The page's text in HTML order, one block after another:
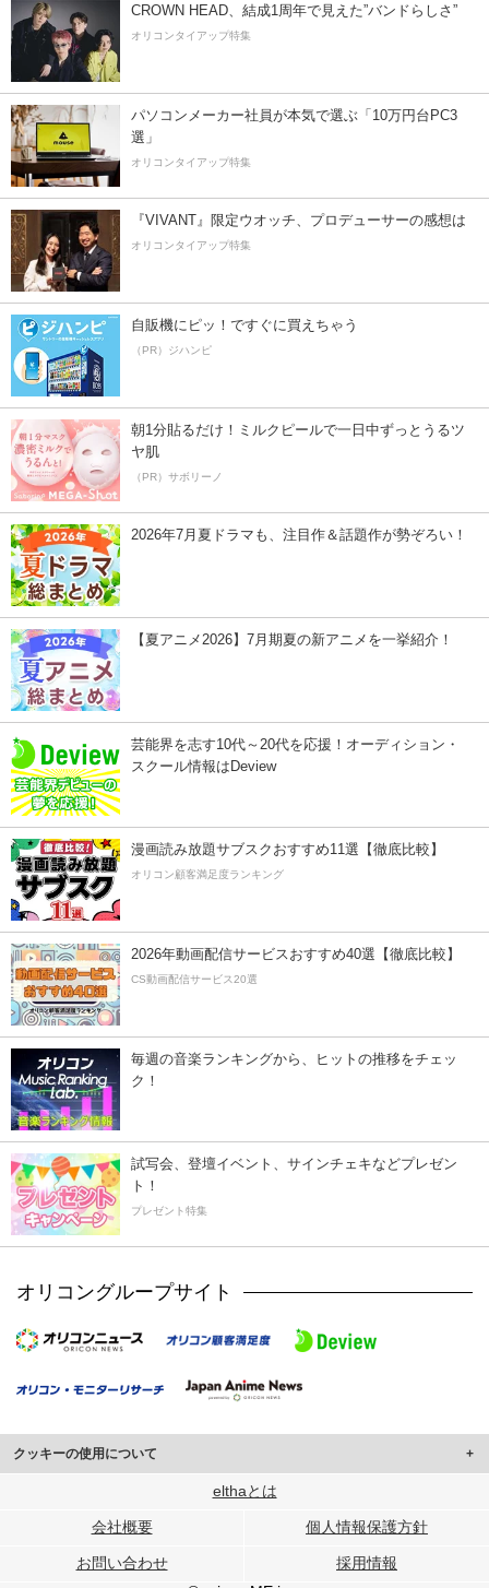
CROWN HEAD、結成1周年で見えた”バンドらしさ”
オリコンタイアップ特集
パソコンメーカー社員が本気で選ぶ「10万円台PC3
選」
オリコンタイアップ特集
『VIVANT』限定ウオッチ、プロデューサーの感想は
オリコンタイアップ特集
自販機にピッ！ですぐに買えちゃう
（PR）ジハンピ
朝1分貼るだけ！ミルクピールで一日中ずっとうるツ
ヤ肌
（PR）サボリーノ
2026年7月夏ドラマも、注目作＆話題作が勢ぞろい！
【夏アニメ2026】7月期夏の新アニメを一挙紹介！
芸能界を志す10代～20代を応援！オーディション・
スクール情報はDeview
漫画読み放題サブスクおすすめ11選【徹底比較】
オリコン顧客満足度ランキング
2026年動画配信サービスおすすめ40選【徹底比較】
CS動画配信サービス20選
毎週の音楽ランキングから、ヒットの推移をチェッ
ク！
試写会、登壇イベント、サインチェキなどプレゼン
ト！
プレゼント特集
オリコングループサイト
クッキーの使用について
このサイトでは Cookie を使用して、ユーザーに合わせたコンテンツや広告の
行っています。
メディアや広告配信、データ解析の各パートナーに提供しています。
各パートナーは、この情報とユーザーが各パートナーに提供した他の情報や、
elthaとは
会社概要 個人情報保護方針
お問い合わせ
採用情報